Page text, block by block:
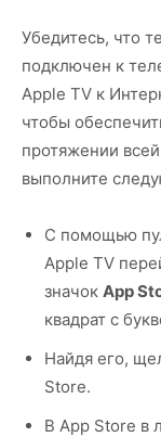
Убедитесь, что
подключен к
Apple TV к
чтобы
протяжении
выполните
С помощью
Apple TV
значок App
квадрат с
Найдя его,
Store.
В App Store в